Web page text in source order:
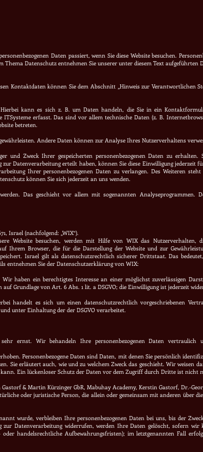
Daten passiert, wenn Sie diese Website besuchen.
Datenschutz entnehmen Sie unserer unter diesem Text aufgeführten
Kontaktdaten können Sie dem Abschnitt „Hinweis zur Verantwortlichen
kann es sich z. B. um Daten handeln, die Sie in ein
erfasst. Das sind vor allem technische Daten (z. B.
betreten.
Andere Daten können zur Analyse Ihres Nutzerverhaltens
und Zweck Ihrer gespeicherten personenbezogenen Daten zu erhalten.
Datenverarbeitung erteilt haben, können Sie diese Einwilligung jederzeit
Ihrer personenbezogenen Daten zu verlangen. Des Weiteren
können Sie sich jederzeit an uns wenden.
Das geschieht vor allem mit sogenannten Analyseprogrammen.
Israel (nachfolgend: „WIX“).
Website besuchen, werden mit Hilfe von WIX das Nutzerverhalten,
Ihrem Browser, die für die Darstellung der Website und zur
Israel gilt als datenschutzrechtlich sicherer Drittstaat. Das
entnehmen Sie der Datenschutzerklärung von WIX:
haben ein berechtigtes Interesse an einer möglichst zuverlässigen
Grundlage von Art. 6 Abs. 1 lit. a DSGVO; die Einwilligung ist jederzeit
handelt es sich um einen datenschutzrechtlich vorgeschriebenen
unter Einhaltung der der DSGVO verarbeitet.
ernst. Wir behandeln Ihre personenbezogenen Daten vertraulich
Personenbezogene Daten sind Daten, mit denen Sie persönlich
Sie erläutert auch, wie und zu welchem Zweck das geschieht. Wir weisen
Ein lückenloser Schutz der Daten vor dem Zugriff durch Dritte ist nicht
& Martin Kürzinger GbR, Mabuhay Academy, Kerstin Gastorf, Dr.-
oder juristische Person, die allein oder gemeinsam mit anderen über
wurde, verbleiben Ihre personenbezogenen Daten bei uns, bis der
zur Datenverarbeitung widerrufen, werden Ihre Daten gelöscht, sofern wir
handelsrechtliche Aufbewahrungsfristen); im letztgenannten Fall